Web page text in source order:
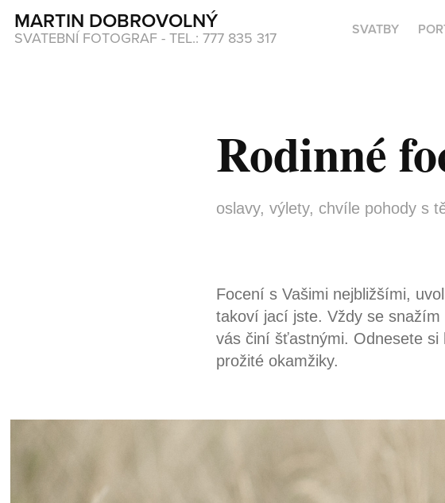
MARTIN DOBROVOLNÝ
SVATEBNÍ FOTOGRAF - TEL.: 777 835 317 SVATBY
Rodinné
oslavy, výlety, chvíle pohody s
Focení s Vašimi nejbližšími,
takoví jací jste. Vždy se
vás činí šťastnými. Odnesete
prožité okamžiky.